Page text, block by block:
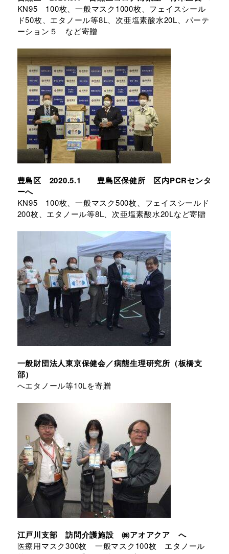
KN95 100枚、一般マスク1000枚、フェイスシール
ド50枚、エタノール等8L、次亜塩素酸水20L、パーテ
ーション５ など寄贈
豊島区 2020.5.1 豊島区保健所 区内PCRセンタ
ーへ
KN95 100枚、一般マスク500枚、フェイスシールド
200枚、エタノール等8L、次亜塩素酸水20Lなど寄贈
一般財団法人東京保健会／病態生理研究所（板橋支
部）
へエタノール等10Lを寄贈
江戸川支部 訪問介護施設 ㈱アオアクア へ
医療用マスク300枚 一般マスク100枚 エタノール